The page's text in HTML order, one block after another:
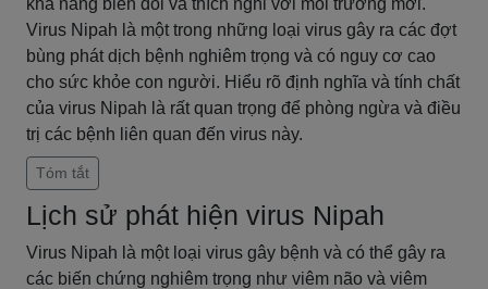
khả năng biến đổi và thích nghi với môi trường mới.
Virus Nipah là một trong những loại virus gây ra các đợt
bùng phát dịch bệnh nghiêm trọng và có nguy cơ cao
cho sức khỏe con người. Hiểu rõ định nghĩa và tính chất
của virus Nipah là rất quan trọng để phòng ngừa và điều
trị các bệnh liên quan đến virus này.
Tóm tắt
Lịch sử phát hiện virus Nipah
Virus Nipah là một loại virus gây bệnh và có thể gây ra
các biến chứng nghiêm trọng như viêm não và viêm